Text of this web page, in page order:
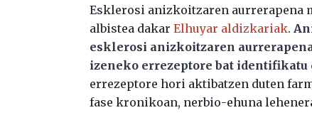
Esklerosi anizkoitzaren aurrerapena
albistea dakarElhuyar aldizkariak.
esklerosi anizkoitzaren
izeneko errezeptore bat
errezeptore hori aktibatzen duten
fase kronikoan, nerbio-ehuna